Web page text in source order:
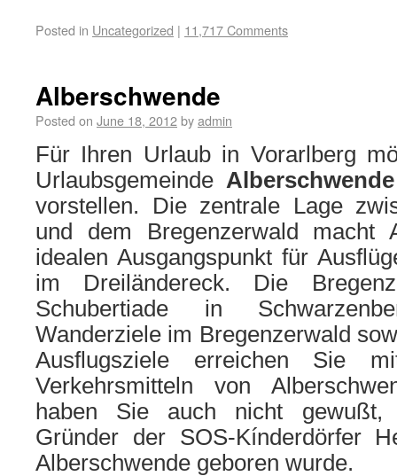
Posted in Uncategorized | 11,717 Comments
Alberschwende
Posted on June 18, 2012byadmin
Für Ihren Urlaub in Vorarlberg
Urlaubsgemeinde Alberschwende
vorstellen. Die zentrale Lage
und dem Bregenzerwald macht
idealen Ausgangspunkt für
im Dreiländereck. Die
Schubertiade in
Wanderziele im Bregenzerwald
Ausflugsziele erreichen Sie
Verkehrsmitteln von
haben Sie auch nicht
Gründer der SOS-Kínderdörfer
Alberschwende geboren wurde.